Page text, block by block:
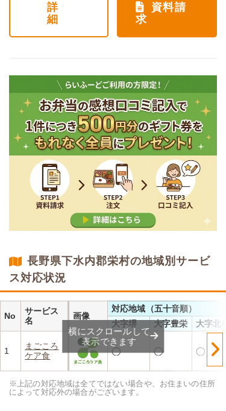
詳
細
資料請
求
長野県下水内郡栄村の地域別サービ
ス対応状況
No
サービス
名
画像
対応地域（五十音順）
大字堺
大字豊栄 大字北信
1
まごころ
ケア食
◯ ◯ ◯
横にスクロールして
表示できます
※上記の対応地域は全てではない場合や、お住まいの住所
によって対応外の場合がございます。